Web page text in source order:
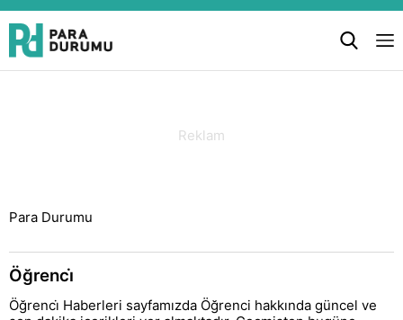
Para Durumu
Öğrenci̇
Öğrenci̇ Haberleri sayfamızda Öğrenci hakkında güncel ve